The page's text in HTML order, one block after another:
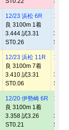
12/23 浜松 6R
良 3100m 1着
3.444 試3.31
ST0.26
12/
12/23 浜松 11R
良 3100m 7着
3.410 試3.31
ST0.06
12/
12/20 伊勢崎 6R
良 3100m 1着
3.358 試3.26
ST0.21
12/